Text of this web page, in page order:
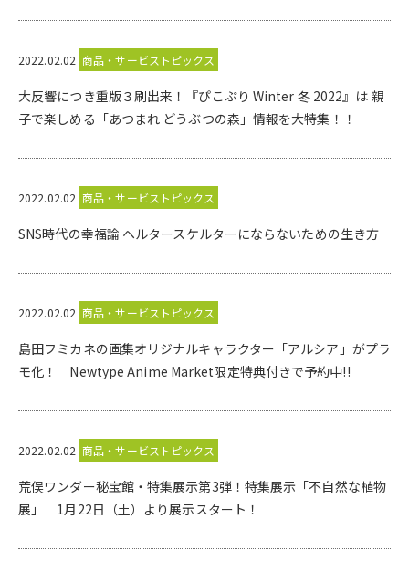
2022.02.02 商品・サービストピックス
大反響につき重版３刷出来！『ぴこぷり Winter 冬 2022』は 親
子で楽しめる「あつまれ どうぶつの森」情報を大特集！！
2022.02.02 商品・サービストピックス
SNS時代の幸福論 ヘルタースケルターにならないための生き方
2022.02.02 商品・サービストピックス
島田フミカネの画集オリジナルキャラクター「アルシア」がプラ
モ化！ Newtype Anime Market限定特典付きで予約中!!
2022.02.02 商品・サービストピックス
荒俣ワンダー秘宝館・特集展示第3弾！特集展示「不自然な植物
展」 1月22日（土）より展示スタート！